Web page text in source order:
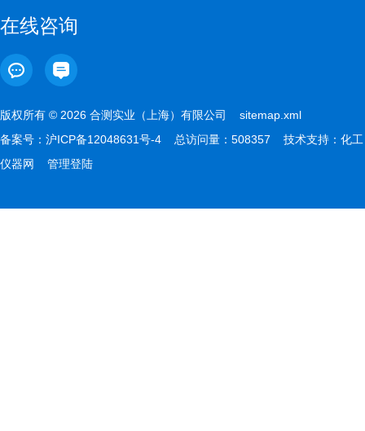
在线咨询
版权所有 © 2026 合测实业（上海）有限公司 sitemap.xml
备案号： 沪ICP备12048631号-4 总访问量：508357 技术支持： 化工
仪器网
管理登陆